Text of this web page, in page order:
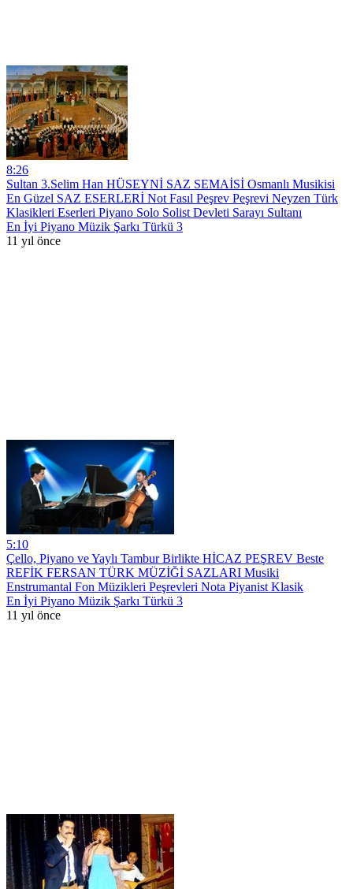
8:26
Sultan 3.Selim Han HÜSEYNİ SAZ SEMAİSİ Osmanlı Musikisi
En Güzel SAZ ESERLERİ Not Fasıl Peşrev Peşrevi Neyzen Türk
Klasikleri Eserleri Piyano Solo Solist Devleti Sarayı Sultanı
En İyi Piyano Müzik Şarkı Türkü 3
11 yıl önce
5:10
Çello, Piyano ve Yaylı Tambur Birlikte HİCAZ PEŞREV Beste
REFİK FERSAN TÜRK MÜZİĞİ SAZLARI Musiki
Enstrumantal Fon Müzikleri Peşrevleri Nota Piyanist Klasik
En İyi Piyano Müzik Şarkı Türkü 3
11 yıl önce